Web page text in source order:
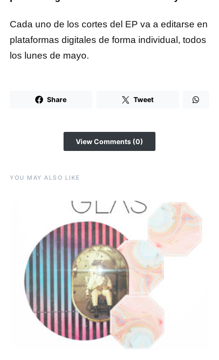
Cada uno de los cortes del EP va a editarse en
plataformas digitales de forma individual, todos
los lunes de mayo.
Share Tweet
View Comments (0)
YOU MAY ALSO LIKE